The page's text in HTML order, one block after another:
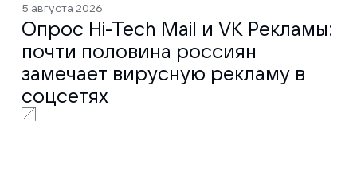
5 августа 2026
Опрос Hi-Tech Mail и VK Рекламы:
почти половина россиян
замечает вирусную рекламу в
соцсетях